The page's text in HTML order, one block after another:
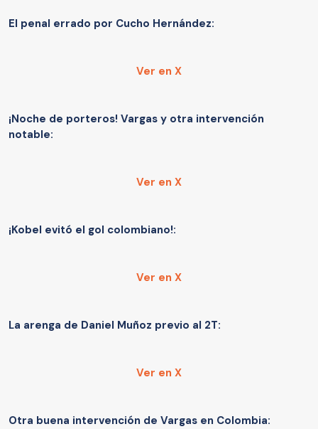
El penal errado por Cucho Hernández:
Ver en X
¡Noche de porteros! Vargas y otra intervención
notable:
Ver en X
¡Kobel evitó el gol colombiano!:
Ver en X
La arenga de Daniel Muñoz previo al 2T:
Ver en X
Otra buena intervención de Vargas en Colombia: